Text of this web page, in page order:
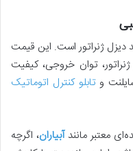
دیزل ژنراتور است. این قیمت
توان خروجی، کیفیت
و تابلو کنترل اتوماتیک
معتبر مانندآبیاران، اگرچه